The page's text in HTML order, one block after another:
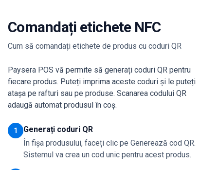
Comandați etichete NFC
Cum să comandați etichete de produs cu coduri QR
Paysera POS vă permite să generați coduri QR pentru
fiecare produs. Puteți imprima aceste coduri și le puteți
atașa pe rafturi sau pe produse. Scanarea codului QR
adaugă automat produsul în coș.
1
Generați coduri QR
În fișa produsului, faceți clic pe Generează cod QR.
Sistemul va crea un cod unic pentru acest produs.